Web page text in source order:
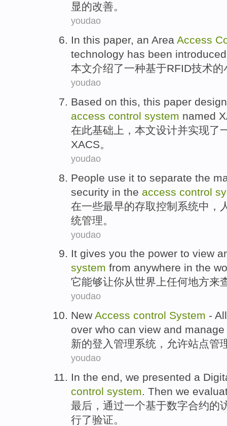
显的改善。
youdao
In this paper, an Area Access
technology has been
本文介绍了一种基于RFID技术的
youdao
Based on this, this paper
access control system named
在此基础 上， 本文设计并实现了
XACS。
youdao
People use it to separate the
security in the access control
在一些最早的存取控制 系统中，
统管理。
youdao
It gives you the power to view
system from anywhere in the
它能够让你从世界 上任何地方来
youdao
New Access control System -
over who can view and manage
新的登入 管理系统 ， 允许站点管
youdao
In the end, we presented a
control system. Then we
最后 ， 通过一个基于数字合约的
行了验证。